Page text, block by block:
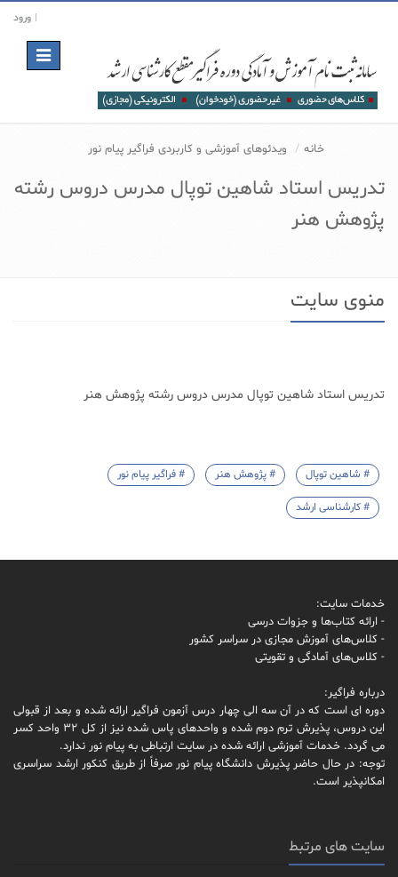
ورود
Toggle
navigation
خانه ویدئوهای آموزشی و کاربردی فراگیر پیام نور
تدریس استاد شاهین توپال مدرس دروس رشته
پژوهش هنر
منوی سایت
تدریس استاد شاهین توپال مدرس دروس رشته پژوهش هنر
# شاهین توپال # پژوهش هنر # فراگیر پیام نور
# کارشناسی ارشد
خدمات سایت:
- ارائه کتاب‌ها و جزوات درسی
- کلاس‌های آموزش مجازی در سراسر کشور
- کلاس‌های آمادگی و تقویتی
درباره فراگیر:
دوره ای است که در آن سه الی چهار درس آزمون فراگیر ارائه شده و بعد از قبولی
این دروس، پذیرش ترم دوم شده و واحدهای پاس شده نیز از کل 32 واحد کسر
می گردد. خدمات آموزشی ارائه شده در سایت ارتباطی به پیام نور ندارد.
توجه: در حال حاضر پذیرش دانشگاه پیام نور صرفاً از طریق کنکور ارشد سراسری
امکانپذیر است.
سایت های مرتبط